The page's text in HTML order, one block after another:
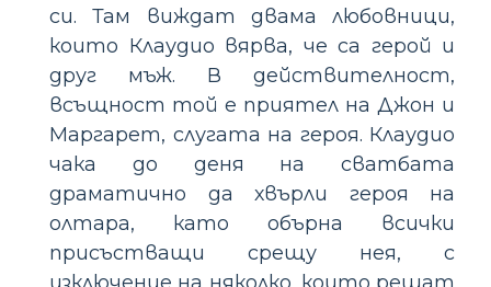
си. Там виждат двама любовници,
които Клаудио вярва, че са герой и
друг мъж. В действителност,
всъщност той е приятел на Джон и
Маргарет, слугата на героя. Клаудио
чака до деня на сватбата
драматично да хвърли героя на
олтара, като обърна всички
присъстващи срещу нея, с